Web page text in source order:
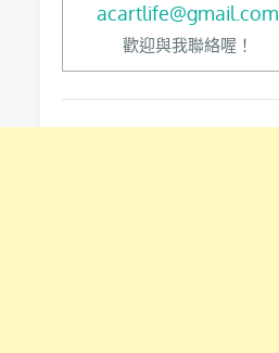
acartlife@gmail.com
歡迎與我聯絡喔！